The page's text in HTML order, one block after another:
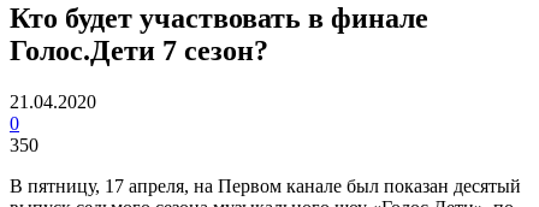
Кто будет участвовать в финале
Голос.Дети 7 сезон?
21.04.2020
0
350
В пятницу, 17 апреля, на Первом канале был показан десятый